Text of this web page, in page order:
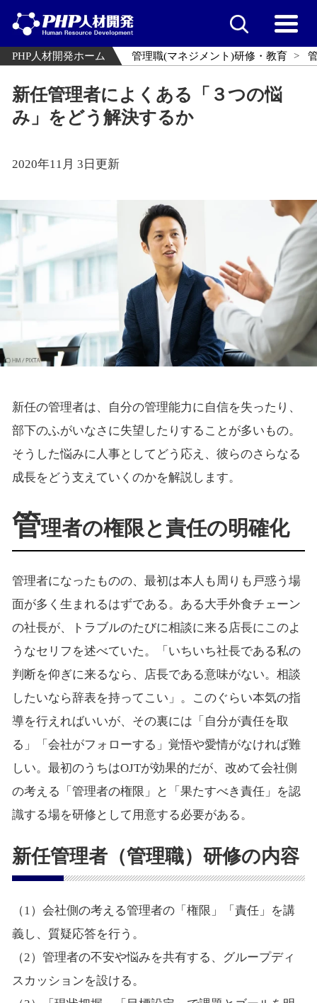
PHP人材開発ホーム 管理職(マネジメント)研修・教育
新任管理者によくある「３つの悩
み」をどう解決するか
2020年11月 3日更新
新任の管理者は、自分の管理能力に自信を失ったり、
部下のふがいなさに失望したりすることが多いもの。
そうした悩みに人事としてどう応え、彼らのさらなる
成長をどう支えていくのかを解説します。
管理者の権限と責任の明確化
管理者になったものの、最初は本人も周りも戸惑う場
面が多く生まれるはずである。ある大手外食チェーン
の社長が、トラブルのたびに相談に来る店長にこのよ
うなセリフを述べていた。「いちいち社長である私の
判断を仰ぎに来るなら、店長である意味がない。相談
したいなら辞表を持ってこい」。このぐらい本気の指
導を行えればいいが、その裏には「自分が責任を取
る」「会社がフォローする」覚悟や愛情がなければ難
しい。最初のうちはOJTが効果的だが、改めて会社側
の考える「管理者の権限」と「果たすべき責任」を認
識する場を研修として用意する必要がある。
新任管理者（管理職）研修の内容
（1）会社側の考える管理者の「権限」「責任」を講
義し、質疑応答を行う。
（2）管理者の不安や悩みを共有する、グループディ
スカッションを設ける。